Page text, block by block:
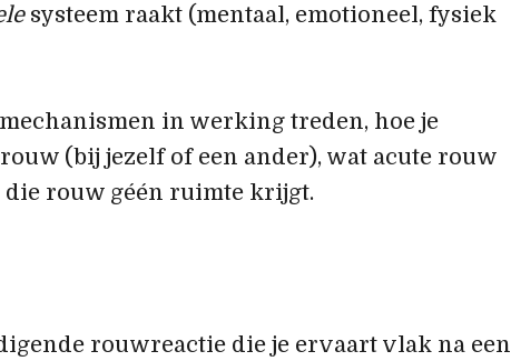
systeem raakt (mentaal, emotioneel, fysiek
in werking treden, hoe je
(bij jezelf of een ander), wat acute rouw
die rouw géén ruimte krijgt.
rouwreactie die je ervaart vlak na een